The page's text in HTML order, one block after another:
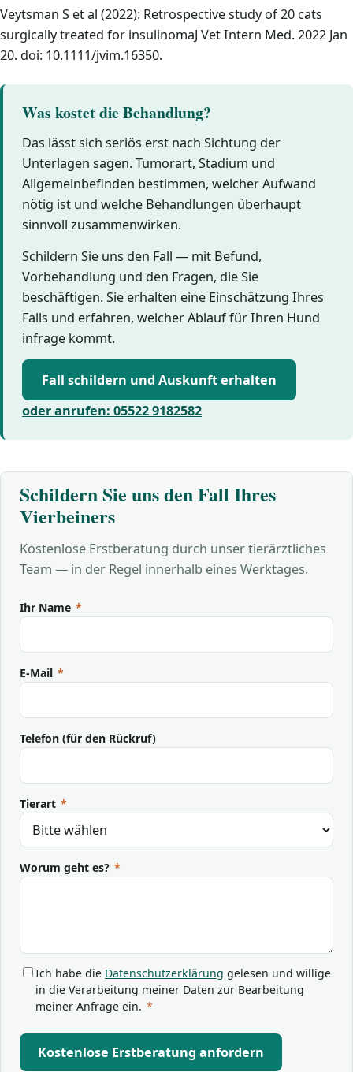
Veytsman S et al (2022): Retrospective study of 20 cats
surgically treated for insulinomaJ Vet Intern Med. 2022 Jan
20. doi: 10.1111/jvim.16350.
Was kostet die Behandlung?
Das lässt sich seriös erst nach Sichtung der
Unterlagen sagen. Tumorart, Stadium und
Allgemeinbefinden bestimmen, welcher Aufwand
nötig ist und welche Behandlungen überhaupt
sinnvoll zusammenwirken.
Schildern Sie uns den Fall — mit Befund,
Vorbehandlung und den Fragen, die Sie
beschäftigen. Sie erhalten eine Einschätzung Ihres
Falls und erfahren, welcher Ablauf für Ihren Hund
infrage kommt.
Fall schildern und Auskunft erhalten
oder anrufen: 05522 9182582
Schildern Sie uns den Fall Ihres
Vierbeiners
Kostenlose Erstberatung durch unser tierärztliches
Team — in der Regel innerhalb eines Werktages.
Ihr Name *
E-Mail *
Telefon (für den Rückruf)
Tierart *
Worum geht es? *
Ich habe die Datenschutzerklärung gelesen und willige
in die Verarbeitung meiner Daten zur Bearbeitung
meiner Anfrage ein. *
Kostenlose Erstberatung anfordern